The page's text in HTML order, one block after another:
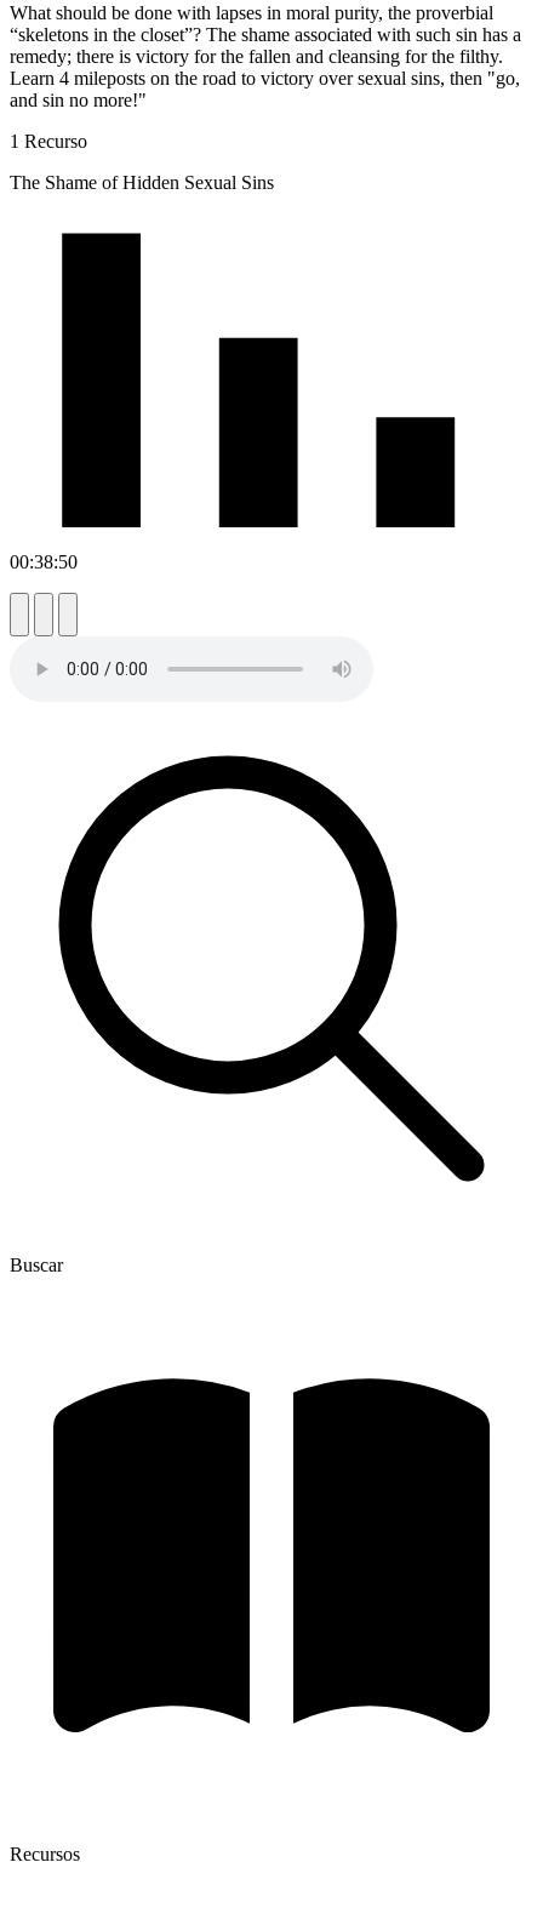
What should be done with lapses in moral purity, the proverbial
“skeletons in the closet”? The shame associated with such sin has a
remedy; there is victory for the fallen and cleansing for the filthy.
Learn 4 mileposts on the road to victory over sexual sins, then "go,
and sin no more!"
1 Recurso
The Shame of Hidden Sexual Sins
00:38:50
Buscar
Recursos